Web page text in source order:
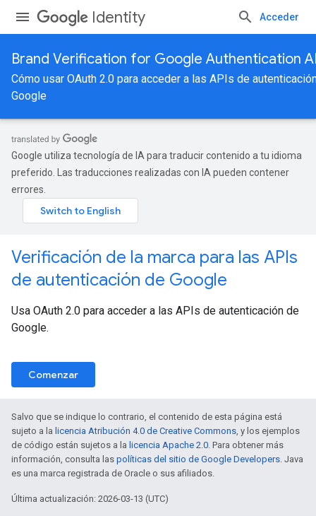
Identity Acceder
Brand Verification for Google Authentication
Cómo usar OAuth 2.0 para acceder a las APIs de
Google
Google utiliza tecnología de IA para traducir contenido a tu idioma
preferido. Las traducciones realizadas con IA pueden contener
errores.
Verificación de la marca para las APIs
de autenticación de Google
Usa OAuth 2.0 para acceder a las APIs de autenticación de
Google.
Comenzar
Salvo que se indique lo contrario, el contenido de esta página está
sujeto a la licencia Atribución 4.0 de Creative Commons, y los ejemplos
de código están sujetos a la licencia Apache 2.0. Para obtener más
información, consulta las políticas del sitio de Google Developers. Java
es una marca registrada de Oracle o sus afiliados.
Última actualización: 2026-03-13 (UTC)